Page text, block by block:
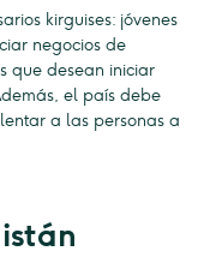
kirguises: jóvenes
negocios de
que desean iniciar
el país debe
a las personas a